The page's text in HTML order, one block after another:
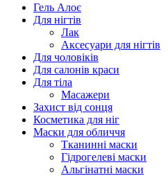
Гель Алоє
Для нігтів
Лак
Аксесуари для нігтів
Для чоловіків
Для салонів краси
Для тіла
Масажери
Захист від сонця
Косметика для ніг
Маски для обличчя
Тканинні маски
Гідрогелеві маски
Альгінатні маски